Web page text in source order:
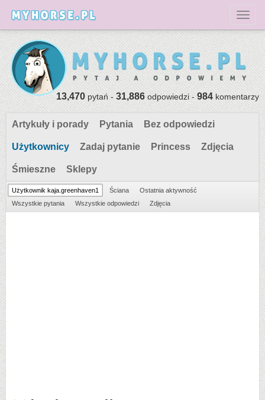
13,470pytań -31,886odpowiedzi -984komentarzy
Artykuły i porady Pytania Bez odpowiedzi
Użytkownicy Zadaj pytanie Princess Zdjęcia
Śmieszne Sklepy
Użytkownik kaja.greenhaven1 Ściana
Ostatnia aktywność
Wszystkie pytania
Wszystkie odpowiedzi Zdjęcia